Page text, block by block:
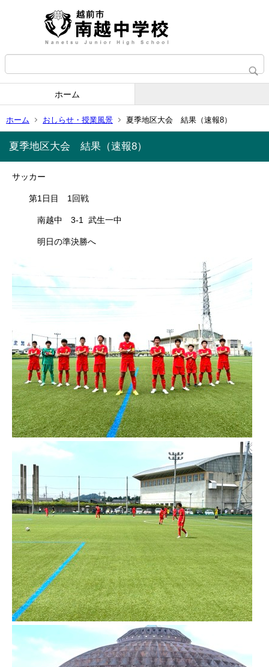
ホーム
ホーム おしらせ・授業風景 夏季地区大会 結果（速報8）
夏季地区大会 結果（速報8）
サッカー
第1日目 1回戦
南越中 3-1 武生一中
明日の準決勝へ